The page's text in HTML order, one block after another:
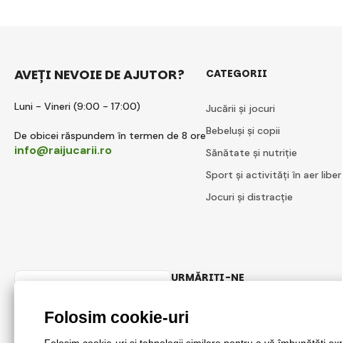
AVEȚI NEVOIE DE AJUTOR?
Luni - Vineri (9:00 - 17:00)
De obicei răspundem în termen de 8 ore
info@raijucarii.ro
CATEGORII
Jucării și jocuri
Bebeluși și copii
Sănătate și nutriție
Sport și activități în aer liber
Jocuri și distracție
URMĂRIȚI-NE